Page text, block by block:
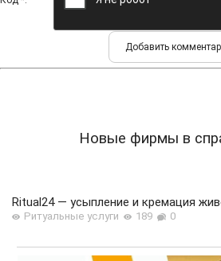
Новые фирмы в
Ritual24 — усыпление и кремация
Ритуальные услуги 189 0